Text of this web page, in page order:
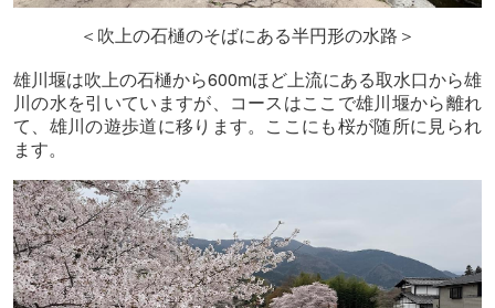
＜吹上の石樋のそばにある半円形の水路＞
雄川堰は吹上の石樋から600mほど上流にある取水口から雄
川の水を引いていますが、コースはここで雄川堰から離れ
て、雄川の遊歩道に移ります。ここにも桜が随所に見られ
ます。